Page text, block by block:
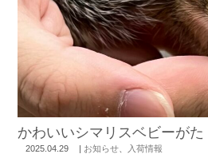
かわいいシマリスベビーがた
2025.04.29 | お知らせ 入荷情報